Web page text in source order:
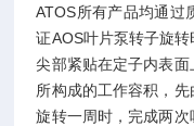
ATOS所有产品均通过
证AOS叶片泵转子旋
尖部紧贴在定子内表
所构成的工作容积，
旋转一周时，完成两